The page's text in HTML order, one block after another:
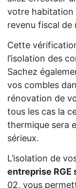
votre habitation
revenu fiscal
Cette
l’isolation des
Sachez
vos combles
rénovation de
tous les cas la
thermique sera
sérieux.
L’isolation de
entreprise RGE
02, vous